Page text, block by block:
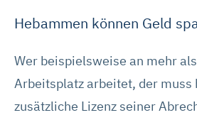
Hebammen können Geld
Wer beispielsweise an mehr
Arbeitsplatz arbeitet, der muss
zusätzliche Lizenz seiner